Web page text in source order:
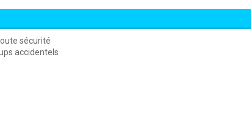
sécurité
accidentels